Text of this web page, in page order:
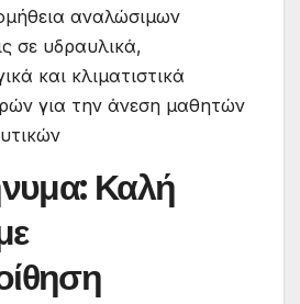
αναλώσιμων
σε υδραυλικά,
και κλιματιστικά
για την άνεση μαθητών
Καλή